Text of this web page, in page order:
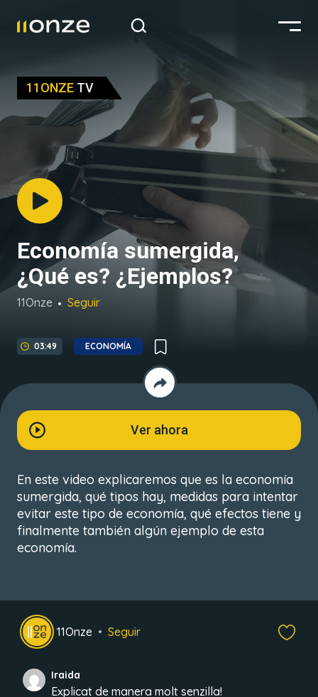
11ONZE TV
Economía sumergida,
¿Qué es? ¿Ejemplos?
11Onze Seguir
03:49 ECONOMÍA
Ver ahora
En este video explicaremos que es la economía
sumergida, qué tipos hay, medidas para intentar
evitar este tipo de economía, qué efectos tiene y
finalmente también algún ejemplo de esta
economía.
11Onze Seguir
Iraida
Explicat de manera molt senzilla!